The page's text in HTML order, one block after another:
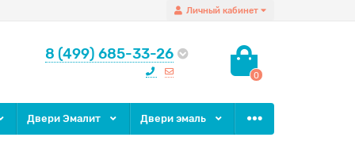
Личный кабинет
8 (499) 685-33-26
0
Двери Эмалит Двери эмаль